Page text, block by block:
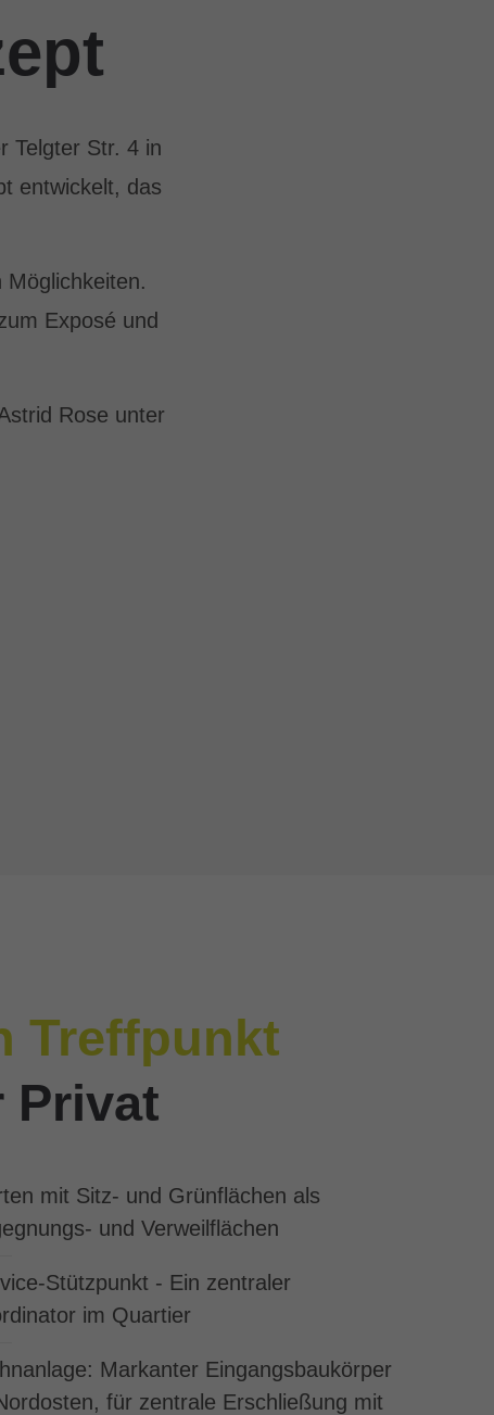
Telgter Str. 4 in
entwickelt, das
Exposé und
Rose unter
Treffpunkt
Privat
mit Sitz- und Grünflächen als
und Verweilflächen
Stützpunkt - Ein zentraler
im Quartier
Markanter Eingangsbaukörper
für zentrale Erschließung mit